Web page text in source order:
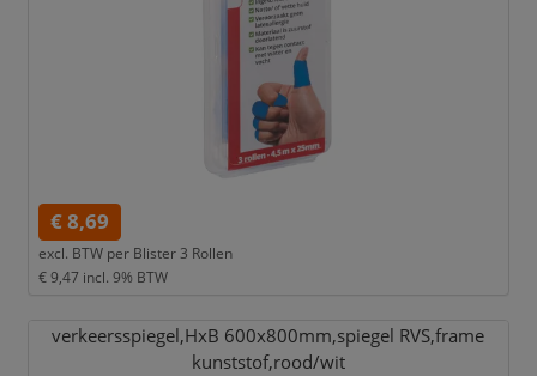
€ 8,69
excl. BTW per Blister 3 Rollen
€ 9,47 incl. 9% BTW
verkeersspiegel,HxB 600x800mm,spiegel RVS,frame
kunststof,rood/wit